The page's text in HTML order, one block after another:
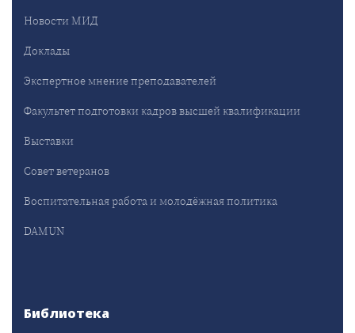
Новости МИД
Доклады
Экспертное мнение преподавателей
Факультет подготовки кадров высшей квалификации
Выставки
Совет ветеранов
Воспитательная работа и молодёжная политика
DAMUN
Библиотека